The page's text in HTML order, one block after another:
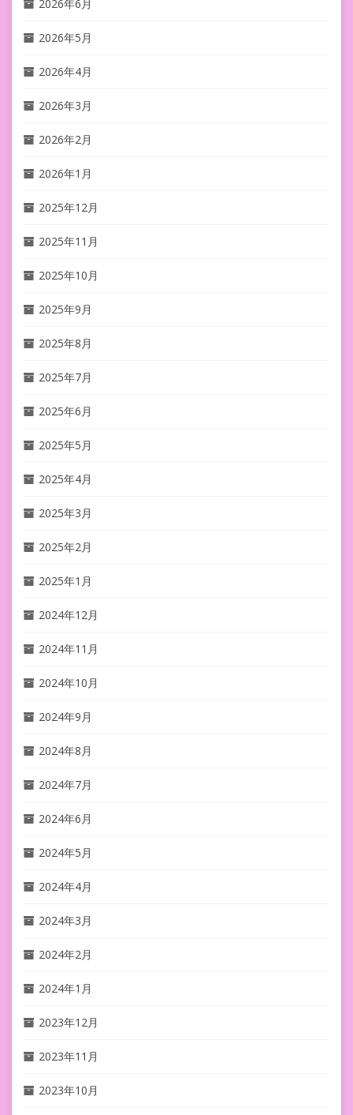
2026年6月
2026年5月
2026年4月
2026年3月
2026年2月
2026年1月
2025年12月
2025年11月
2025年10月
2025年9月
2025年8月
2025年7月
2025年6月
2025年5月
2025年4月
2025年3月
2025年2月
2025年1月
2024年12月
2024年11月
2024年10月
2024年9月
2024年8月
2024年7月
2024年6月
2024年5月
2024年4月
2024年3月
2024年2月
2024年1月
2023年12月
2023年11月
2023年10月